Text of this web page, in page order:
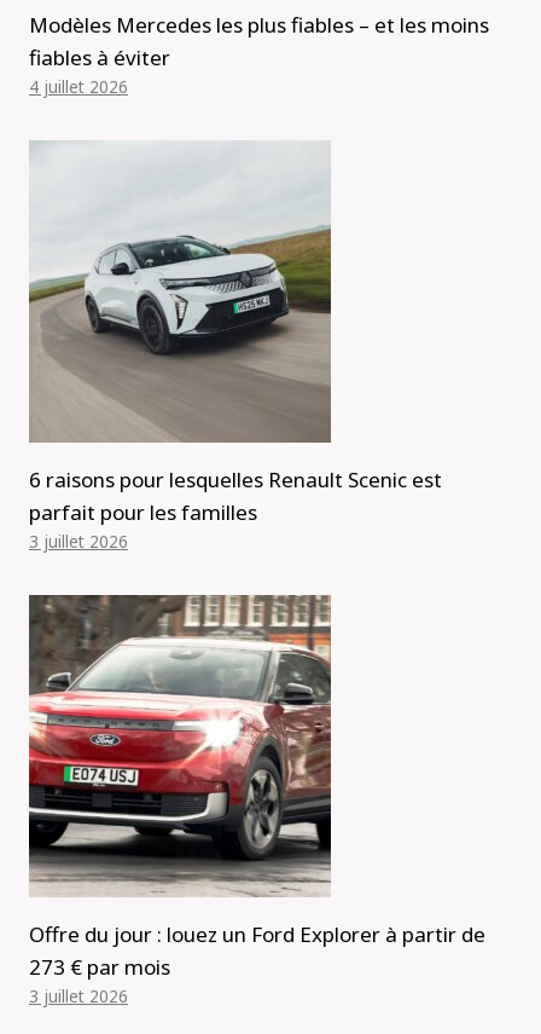
Modèles Mercedes les plus fiables – et les moins
fiables à éviter
4 juillet 2026
6 raisons pour lesquelles Renault Scenic est
parfait pour les familles
3 juillet 2026
Offre du jour : louez un Ford Explorer à partir de
273 € par mois
3 juillet 2026